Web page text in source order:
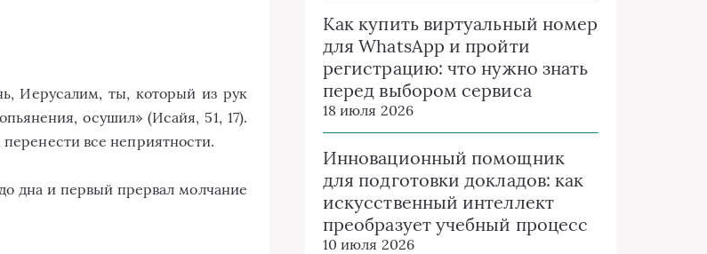
Иерусалим, ты, который из рук
осушил» (Исайя, 51, 17).
все неприятности.
дна и первый прервал молчание
Как купить виртуальный номер
для WhatsApp и пройти
регистрацию: что нужно знать
перед выбором сервиса
18 июля 2026
Инновационный помощник
для подготовки докладов: как
искусственный интеллект
преобразует учебный процесс
10 июля 2026